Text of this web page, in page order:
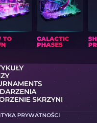
TO
GALACTIC
PHASES
SKRZYNI
PRYWATNOŚCI